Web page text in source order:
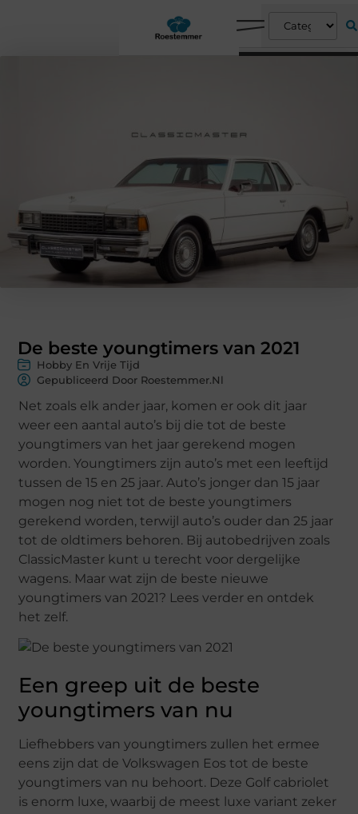
De beste youngtimers van 2021
Hobby En Vrije Tijd
Gepubliceerd Door Roestemmer.nl
Net zoals elk ander jaar, komen er ook dit jaar
weer een aantal auto’s bij die tot de beste
youngtimers van het jaar gerekend mogen
worden. Youngtimers zijn auto’s met een leeftijd
tussen de 15 en 25 jaar. Auto’s jonger dan 15 jaar
mogen nog niet tot de beste youngtimers
gerekend worden, terwijl auto’s ouder dan 25 jaar
tot de oldtimers behoren. Bij autobedrijven zoals
ClassicMaster kunt u terecht voor dergelijke
wagens. Maar wat zijn de beste nieuwe
youngtimers van 2021? Lees verder en ontdek
het zelf.
Een greep uit de beste
youngtimers van nu
Liefhebbers van youngtimers zullen het ermee
eens zijn dat de Volkswagen Eos tot de beste
youngtimers van nu behoort. Deze Golf cabriolet
is enorm luxe, waarbij de meest luxe variant zeker